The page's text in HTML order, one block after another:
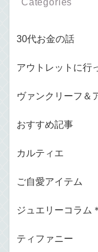
30代お金の話
アウトレットに行
ヴァンクリーフ＆
おすすめ記事
カルティエ
ご自愛アイテム
ジュエリーコラム＊
ティファニー